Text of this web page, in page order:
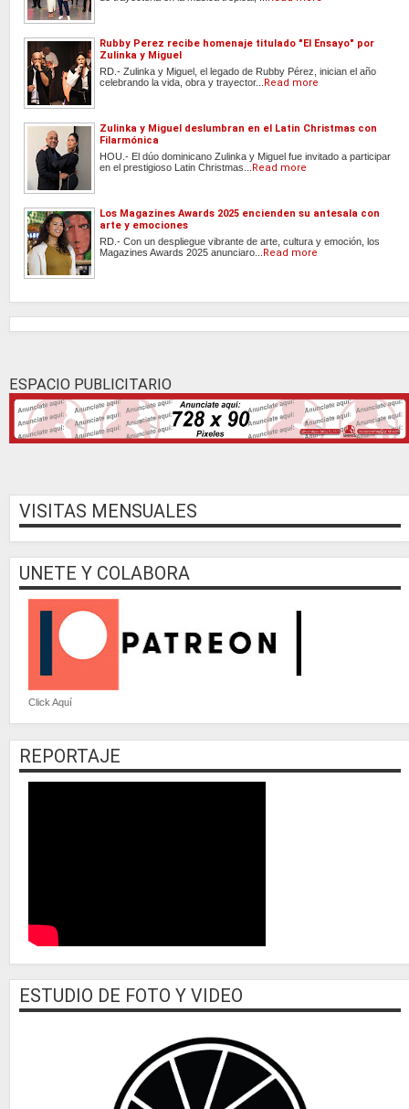
Rubby Perez recibe homenaje titulado "El Ensayo" por
Zulinka y Miguel
RD.- Zulinka y Miguel, el legado de Rubby Pérez, inician el año
celebrando la vida, obra y trayector...
Read more
Zulinka y Miguel deslumbran en el Latin Christmas con
Filarmónica
HOU.- El dúo dominicano Zulinka y Miguel fue invitado a participar
en el prestigioso Latin Christmas...
Read more
Los Magazines Awards 2025 encienden su antesala con
arte y emociones
RD.- Con un despliegue vibrante de arte, cultura y emoción, los
Magazines Awards 2025 anunciaro...
Read more
ESPACIO PUBLICITARIO
VISITAS MENSUALES
UNETE Y COLABORA
Click Aquí
REPORTAJE
ESTUDIO DE FOTO Y VIDEO